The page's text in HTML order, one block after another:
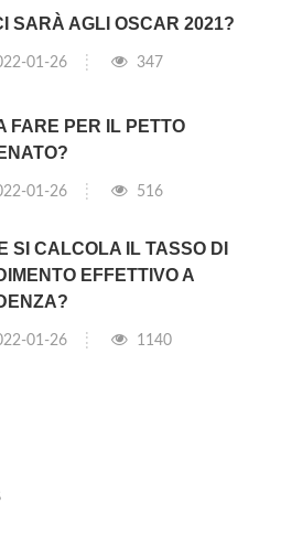
SARÀ AGLI OSCAR 2021?
01-26 347
FARE PER IL PETTO
01-26 516
SI CALCOLA IL TASSO DI
EFFETTIVO A
01-26 1140